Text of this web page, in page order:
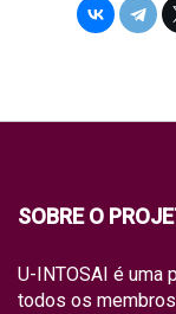
SOBRE O
U-INTOSAI é uma
todos os